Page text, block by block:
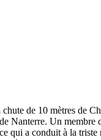
de 10 mètres de
Nanterre. Un membre
qui a conduit à la